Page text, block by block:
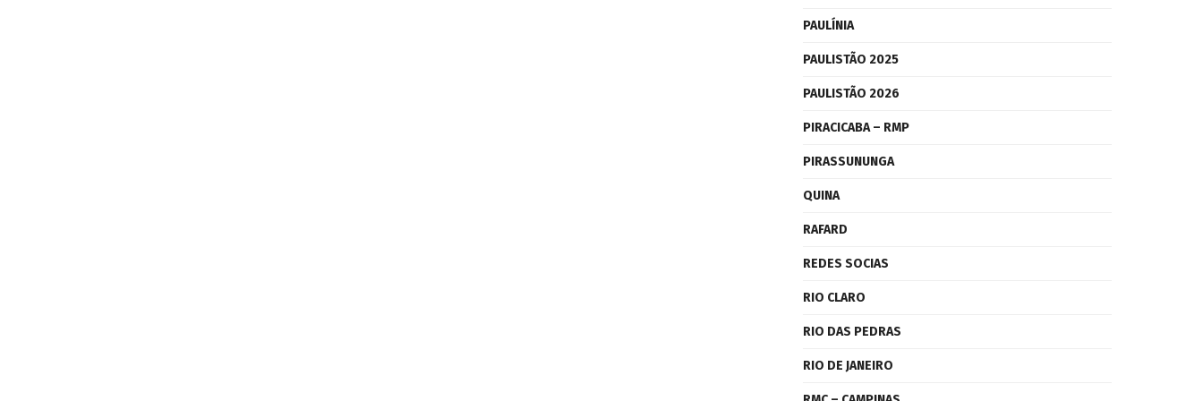
PAULÍNIA
PAULISTÃO 2025
PAULISTÃO 2026
PIRACICABA – RMP
PIRASSUNUNGA
QUINA
RAFARD
REDES SOCIAS
RIO CLARO
RIO DAS PEDRAS
RIO DE JANEIRO